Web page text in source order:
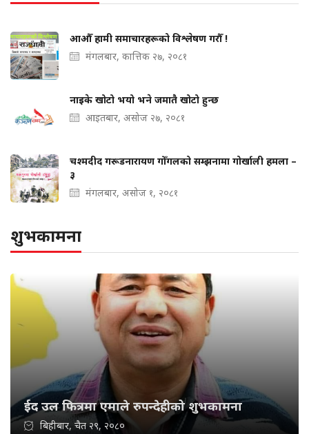
आऔँ हामी समाचारहरूको विश्लेषण गरौँ !
मंगलबार, कात्तिक २७, २०८१
नाइके खोटो भयो भने जमातै खोटो हुन्छ
आइतबार, असोज २७, २०८१
चश्मदीद गरूडनारायण गोँगलको सम्झनामा गोर्खाली हमला –
३
मंगलबार, असोज १, २०८१
शुभकामना
ईद उल फित्रमा एमाले रुपन्देहीको शुभकामना
बिहीबार, चैत २९, २०८०